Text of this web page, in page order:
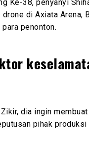
Ke-38, penyanyi
drone di Axiata
penonton.
dia ingin
pihak